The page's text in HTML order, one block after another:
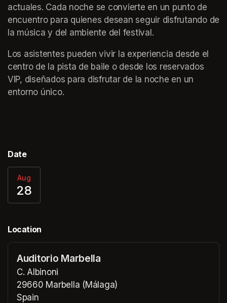
actuales. Cada noche se convierte en un punto de
encuentro para quienes desean seguir disfrutando de
la música y del ambiente del festival.
Los asistentes pueden vivir la experiencia desde el
centro de la pista de baile o desde los reservados
VIP, diseñados para disfrutar de la noche en un
entorno único.
Date
Aug
28
Location
Auditorio Marbella
C. Albinoni
29660 Marbella (Málaga)
Spain